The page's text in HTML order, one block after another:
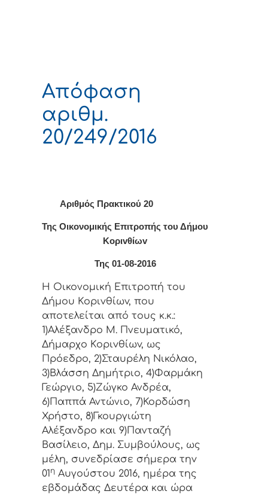
Απόφαση
αριθμ.
20/249/2016
Αριθμός Πρακτικού 20
Της Οικονομικής Επιτρoπής τoυ Δήμoυ
Κoριvθίωv
Της 01-08-2016
Η Οικονομική Επιτρoπή τoυ
Δήμoυ Κoριvθίωv, πoυ
απoτελείται από τoυς κ.κ.:
1)Αλέξανδρο Μ. Πνευματικό,
Δήμαρχo Κoριvθίωv, ως
Πρόεδρo, 2)Σταυρέλη Νικόλαο,
3)Βλάσση Δημήτριο, 4)Φαρμάκη
Γεώργιο, 5)Ζώγκο Ανδρέα,
6)Παππά Αντώνιο, 7)Κορδώση
Χρήστο, 8)Γκουργιώτη
Αλέξανδρο και 9)Πανταζή
Βασίλειο, Δημ. Συμβoύλoυς, ως
μέλη, συvεδρίασε σήμερα τηv
01 η Αυγούστου 2016, ημέρα της
εβδoμάδας Δευτέρα και ώρα